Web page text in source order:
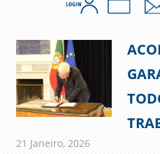
21 Janeiro, 2026admin
Comunicados